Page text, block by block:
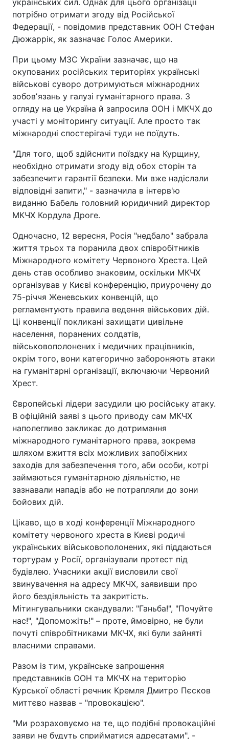
потрібно отримати згоду від Російської
Федерації, - повідомив представник ООН Стефан
Дюжаррік, як зазначає Голос Америки.
При цьому МЗС України зазначає, що на
окупованих російських територіях українські
військові суворо дотримуються міжнародних
зобовʼязань у галузі гуманітарного права. З
огляду на це Україна й запросила ООН і МКЧХ до
участі у моніторингу ситуації. Але просто так
міжнародні спостерігачі туди не поїдуть.
"Для того, щоб здійснити поїздку на Курщину,
необхідно отримати згоду від обох сторін та
забезпечити гарантії безпеки. Ми вже надіслали
відповідні запити," - зазначила в інтерв'ю
виданню Бабель головний юридичний директор
МКЧХ Кордула Дроге.
Одночасно, 12 вересня, Росія "недбало" забрала
життя трьох та поранила двох співробітників
Міжнародного комітету Червоного Хреста. Цей
день став особливо знаковим, оскільки МКЧХ
організував у Києві конференцію, приурочену до
75-річчя Женевських конвенцій, що
регламентують правила ведення військових дій.
Ці конвенції покликані захищати цивільне
населення, поранених солдатів,
військовополонених і медичних працівників,
окрім того, вони категорично забороняють атаки
на гуманітарні організації, включаючи Червоний
Хрест.
Європейські лідери засудили цю російську атаку.
В офіційній заяві з цього приводу сам МКЧХ
наполегливо закликає до дотримання
міжнародного гуманітарного права, зокрема
шляхом вжиття всіх можливих запобіжних
заходів для забезпечення того, аби особи, котрі
займаються гуманітарною діяльністю, не
зазнавали нападів або не потрапляли до зони
бойових дій.
Цікаво, що в ході конференції Міжнародного
комітету червоного хреста в Києві родичі
українських військовополонених, які піддаються
тортурам у Росії, організували протест під
будівлею. Учасники акції висловили свої
звинувачення на адресу МКЧХ, заявивши про
його бездіяльність та закритість.
Мітингувальники скандували: "Ганьба!", "Почуйте
нас!", "Допоможіть!" – проте, ймовірно, не були
почуті співробітниками МКЧХ, які були зайняті
власними справами.
Разом із тим, українське запрошення
представників ООН та МКЧХ на територію
Курської області речник Кремля Дмитро Пєсков
миттєво назвав - "провокацією".
"Ми розраховуємо на те, що подібні провокаційні
заяви не будуть сприйматися адресатами", -